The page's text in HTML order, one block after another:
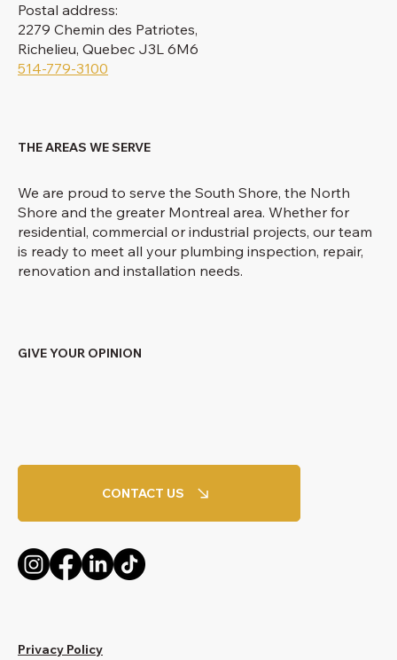
Postal address:
2279 Chemin des Patriotes,
Richelieu, Quebec J3L 6M6
514-779-3100
THE AREAS WE SERVE
We are proud to serve the South Shore, the North
Shore and the greater Montreal area. Whether for
residential, commercial or industrial projects, our team
is ready to meet all your plumbing inspection, repair,
renovation and installation needs.
GIVE YOUR OPINION
CONTACT US
Privacy Policy